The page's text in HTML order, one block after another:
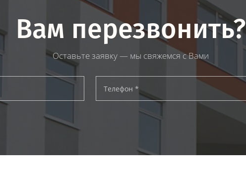
Вам перезвонить?
Оставьте заявку — мы свяжемся с Вами